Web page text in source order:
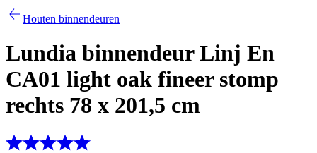
Houten binnendeuren
Lundia binnendeur Linj En
CA01 light oak fineer stomp
rechts 78 x 201,5 cm